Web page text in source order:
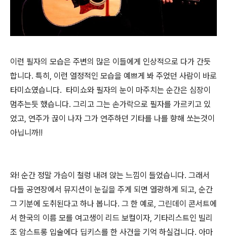
이런 필자의 모습은 주변의 많은 이들에게 인상적으로 다가 간듯
합니다. 특히, 이런 열정적인 모습을 예쁘게 봐 주었던 사람이 바로
타미쇼였습니다. 타미쇼와 필자의 눈이 마주치는 순간은 심장이
멈추는듯 했습니다. 그리고 그는 손가락으로 필자를 가르키고 있
었고, 연주가 끊이 나자 그가 연주하던 기타를 나를 향해 쏘는것이
아닙니까!!
와! 순간 정말 가슴이 철렁 내려 앉는 느낌이 들었습니다. 그래서
다들 공연장에서 뮤지션이 눈길을 주게 되면 열광하게 되고, 순간
그 기분에 도취된다고 하나 봅니다. 그 한 예로, 그린데이 콘서트에
서 한국의 이름 모를 여고생이 리드 보컬이자, 기타리스트인 빌리
조 암스트롱 입술에다 딥키스를 한 사건을 기억 하실겁니다. 아마